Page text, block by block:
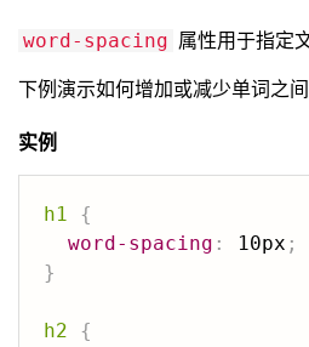
word-spacing 属性用于指定
下例演示如何增加或减少单词之间
实例
h1
{
word-spacing : 10px ;
}
h2
{